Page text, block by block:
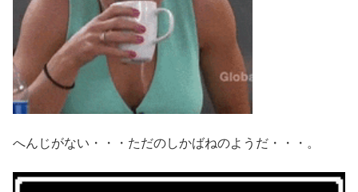
へんじがない・・・ただのしかばねのようだ・・・。